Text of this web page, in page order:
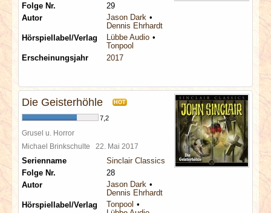
Folge Nr.
29
Autor
Jason Dark
Dennis Ehrhardt
Hörspiellabel/Verlag
Lübbe Audio
Tonpool
Erscheinungsjahr
2017
Die Geisterhöhle HOT
7,2
Grusel u. Horror
Michael Brinkschulte 22. Mai 2017
Serienname
Sinclair Classics
Folge Nr.
28
Autor
Jason Dark
Dennis Ehrhardt
Hörspiellabel/Verlag
Tonpool